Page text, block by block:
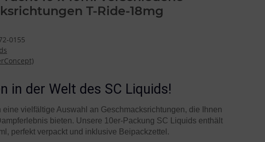
T-Ride-18mg
0155
in der Welt des SC Liquids!
eine vielfältige Auswahl an Geschmacksrichtungen, die Ihnen
bieten. Unsere 10er-Packung SC Liquids enthält
perfekt verpackt und inklusive Beipackzettel.